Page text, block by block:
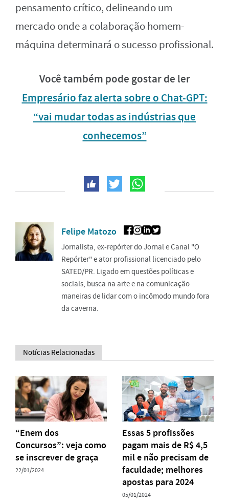
pensamento crítico, delineando um
mercado onde a colaboração homem-
máquina determinará o sucesso profissional.
Você também pode gostar de ler
Empresário faz alerta sobre o Chat-GPT:
“vai mudar todas as indústrias que
conhecemos”
Felipe Matozo
Jornalista, ex-repórter do Jornal e Canal "O
Repórter" e ator profissional licenciado pelo
SATED/PR. Ligado em questões políticas e
sociais, busca na arte e na comunicação
maneiras de lidar com o incômodo mundo fora
da caverna.
Notícias Relacionadas
“Enem dos
Concursos”: veja como
se inscrever de graça
22/01/2024
Essas 5 profissões
pagam mais de R$ 4,5
mil e não precisam de
faculdade; melhores
apostas para 2024
05/01/2024